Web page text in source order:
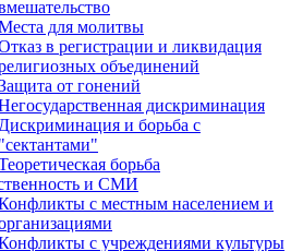
для молитвы
в регистрации и ликвидация
объединений
от гонений
дискриминация
Дискриминация и борьба с
"сектантами"
борьба
и СМИ
с местным населением и
с учреждениями культуры